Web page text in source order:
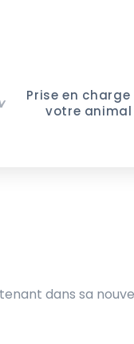
Prise en charge
votre animal
dans sa